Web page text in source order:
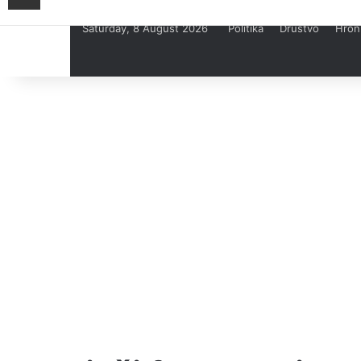
Saturday, 8 August 2026 Politika Društvo